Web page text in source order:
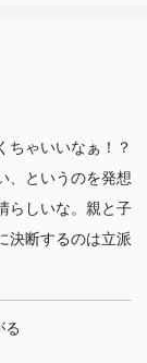
ちゃいいなぁ！？
、というのを発想
らしいな。親と子
決断するのは立派